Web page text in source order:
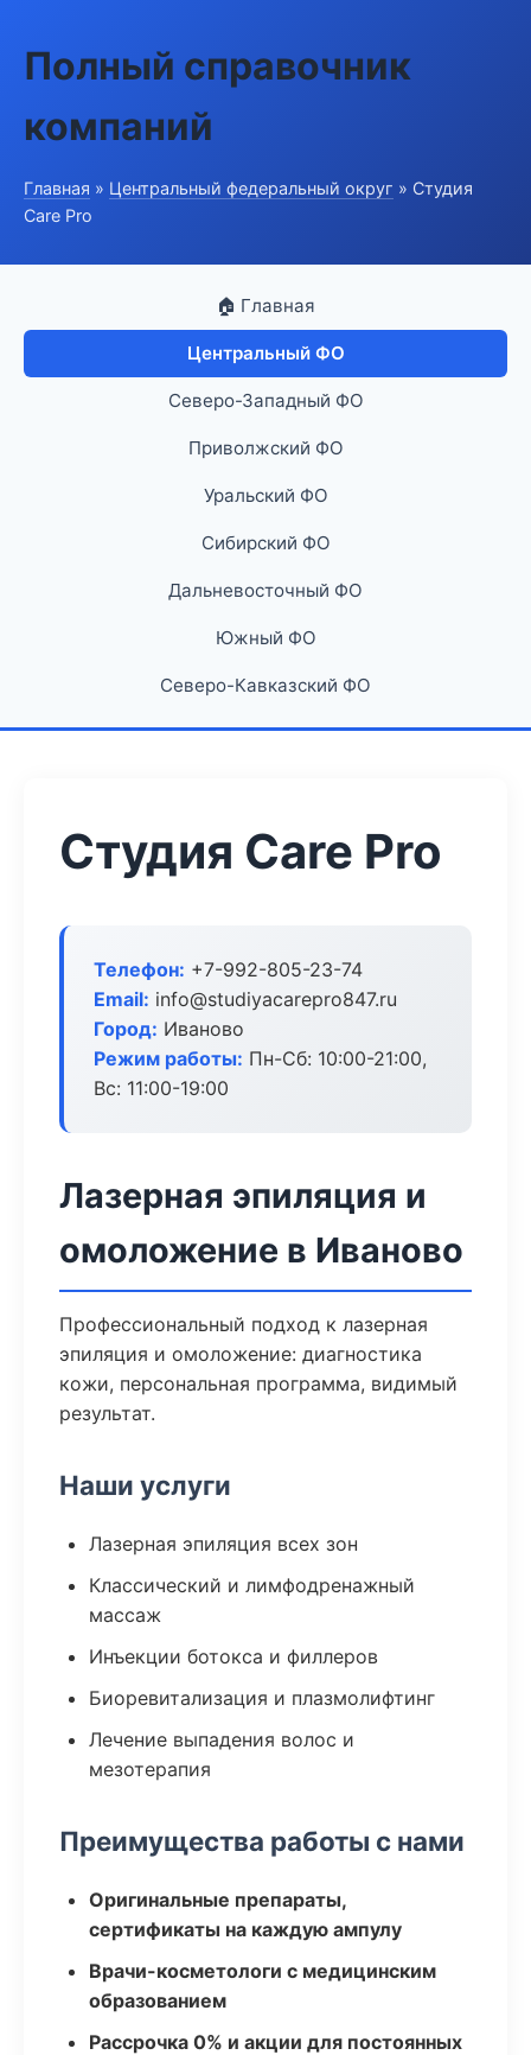
Полный справочник
компаний
Главная » Центральный федеральный округ » Студия
Care Pro
🏠 Главная
Центральный ФО
Северо-Западный ФО
Приволжский ФО
Уральский ФО
Сибирский ФО
Дальневосточный ФО
Южный ФО
Северо-Кавказский ФО
Студия Care Pro
Телефон: +7-992-805-23-74
Email: info@studiyacarepro847.ru
Город: Иваново
Режим работы: Пн-Сб: 10:00-21:00,
Вс: 11:00-19:00
Лазерная эпиляция и
омоложение в Иваново
Профессиональный подход к лазерная
эпиляция и омоложение: диагностика
кожи, персональная программа, видимый
результат.
Наши услуги
Лазерная эпиляция всех зон
Классический и лимфодренажный
массаж
Инъекции ботокса и филлеров
Биоревитализация и плазмолифтинг
Лечение выпадения волос и
мезотерапия
Преимущества работы с нами
Оригинальные препараты,
сертификаты на каждую ампулу
Врачи-косметологи с медицинским
образованием
Рассрочка 0% и акции для постоянных